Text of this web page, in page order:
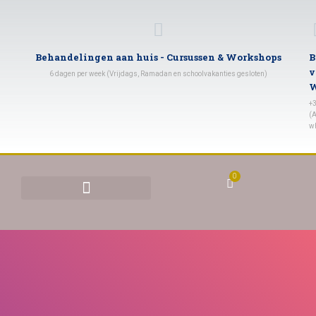
Behandelingen aan huis - Cursussen & Workshops
6 dagen per week (Vrijdags, Ramadan en schoolvakanties gesloten)
0